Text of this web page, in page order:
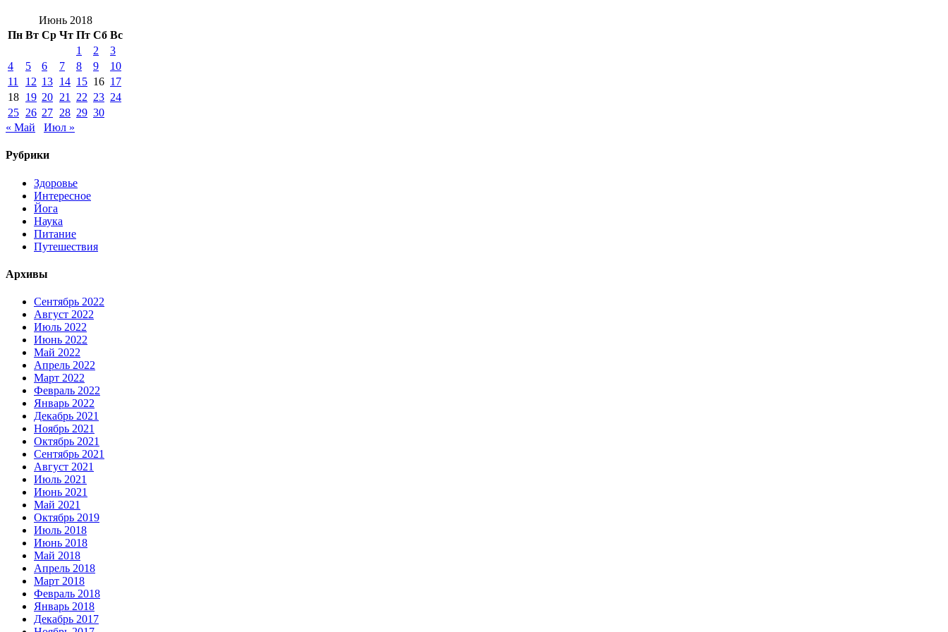
Июнь 2018
Пн Вт Ср Чт Пт Сб Вс
1
2
3
4
5 6 7 8 9
10
11
12 13 14 15 16 17
18 19 20 21 22 23 24
25 26 27 28 29 30
« Май
Июл »
Рубрики
Здоровье
Интересное
Йога
Наука
Питание
Путешествия
Архивы
Сентябрь 2022
Август 2022
Июль 2022
Июнь 2022
Май 2022
Апрель 2022
Март 2022
Февраль 2022
Январь 2022
Декабрь 2021
Ноябрь 2021
Октябрь 2021
Сентябрь 2021
Август 2021
Июль 2021
Июнь 2021
Май 2021
Октябрь 2019
Июль 2018
Июнь 2018
Май 2018
Апрель 2018
Март 2018
Февраль 2018
Январь 2018
Декабрь 2017